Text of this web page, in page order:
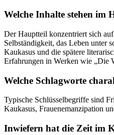
Welche Inhalte stehen im
Der Hauptteil konzentriert sich
Selbständigkeit, das Leben unter
Kaukasus und die spätere
Erfahrungen in Werken wie „Die
Welche Schlagworte
Typische Schlüsselbegriffe sind
Kaukasus, Frauenemanzipation
Inwiefern hat die Zeit im